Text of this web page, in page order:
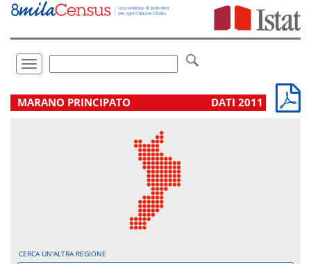
Vai
direttamente
Toggle
navigation
.
MARANO PRINCIPATO DATI 2011
CERCA UN'ALTRA REGIONE